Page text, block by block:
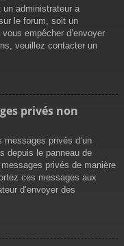
administrateur a
le forum, soit un
empêcher d’envoyer
veuillez contacter un
privés non
privés d’un
depuis le panneau de
privés de manière
ces messages aux
d’envoyer des